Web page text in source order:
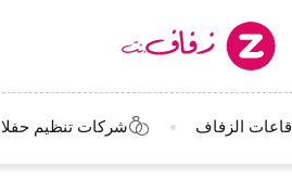
قاعات الزفاف شركات تنظيم